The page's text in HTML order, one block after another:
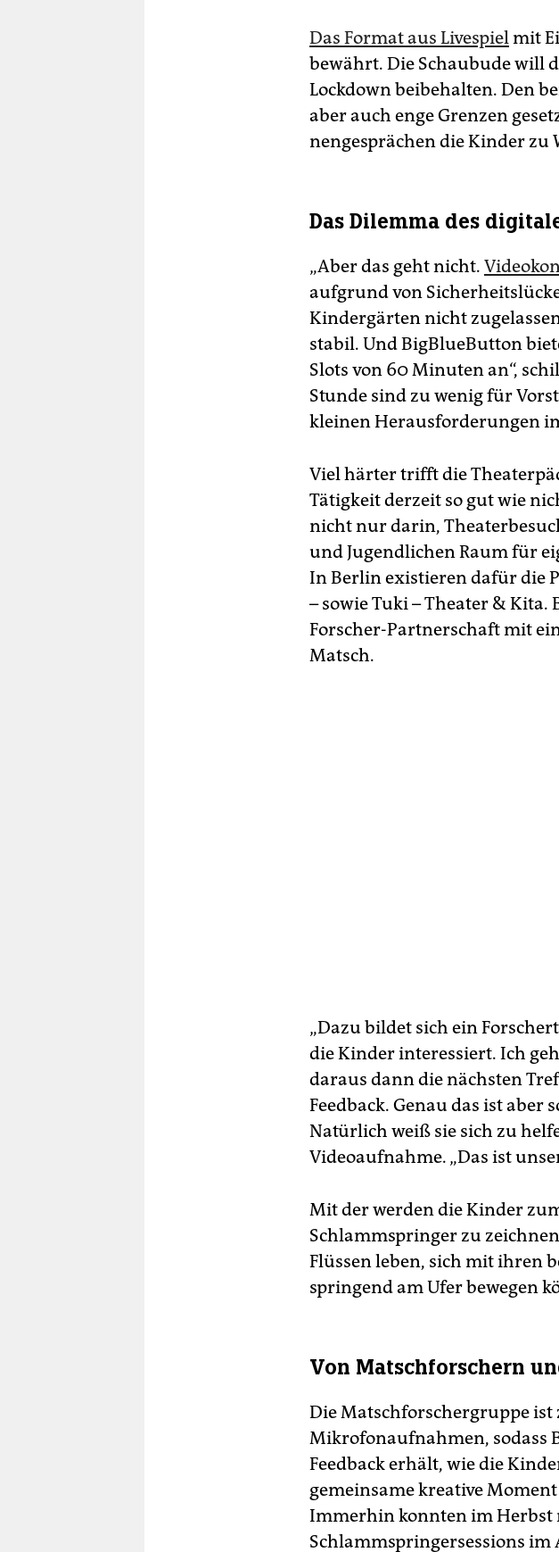
Das Format aus Livespielmit
bewährt. Die Schaubude will
Lockdown beibehalten. Den
aber auch enge Grenzen
nen­ge­sprä­chen die Kinder zu
Das Dilemma des
„Aber das geht nicht.
aufgrund von
Kindergärten nicht
stabil. Und BigBlueButton
Slots von 60 Minuten an“,
Stunde sind zu wenig für
kleinen Herausforderungen
Viel härter trifft die
Tätigkeit derzeit so gut wie
nicht nur darin,
und Jugendlichen Raum für
In Berlin existieren dafür die
– sowie Tuki – Theater &
Forscher-Partnerschaft mit
Matsch.
„Dazu bildet sich ein
die Kinder interessiert. Ich
daraus dann die nächsten
Feedback. Genau das ist aber
Natürlich weiß sie sich zu
Videoaufnahme. „Das ist
Mit der werden die Kinder
Schlammspringer zu
Flüssen leben, sich mit ihren
springend am Ufer bewegen
Von Matschforschern
Die Matschforschergruppe ist
Mikrofonaufnahmen, sodass
Feedback erhält, wie die
gemeinsame kreative
Immerhin konnten im Herbst
Schlammspringersessions